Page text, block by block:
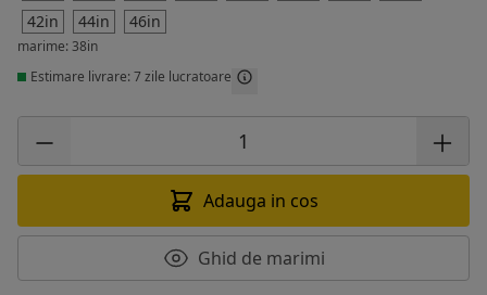
42in
44in 46in
marime: 38in
Estimare livrare: 7 zile lucratoare
Adauga in cos
Ghid de marimi